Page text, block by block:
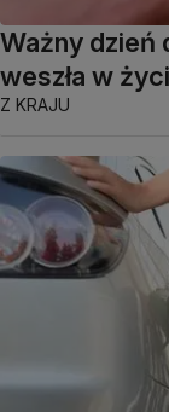
Ważny dzień
weszła w
Z KRAJU